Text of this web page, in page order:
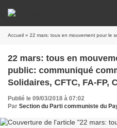
Accueil » 22 mars: tous en mouvement pour le service public:
22 mars: tous en
public: communiqué
Solidaires, CFTC, FA-FP,
Publié le 09/03/2018 à 07:02
Par Section du Parti communiste du